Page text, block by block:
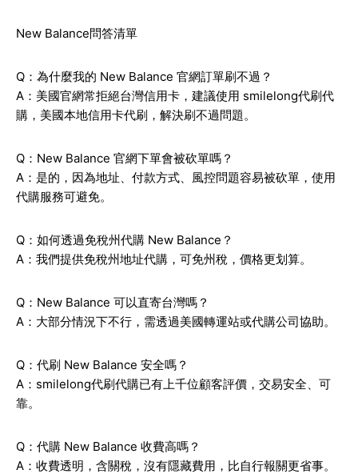
New Balance問答清單
Q：為什麼我的 New Balance 官網訂單刷不過？
A：美國官網常拒絕台灣信用卡，建議使用 smilelong代刷代
購，美國本地信用卡代刷，解決刷不過問題。
Q：New Balance 官網下單會被砍單嗎？
A：是的，因為地址、付款方式、風控問題容易被砍單，使用
代購服務可避免。
Q：如何透過免稅州代購 New Balance？
A：我們提供免稅州地址代購，可免州稅，價格更划算。
Q：New Balance 可以直寄台灣嗎？
A：大部分情況下不行，需透過美國轉運站或代購公司協助。
Q：代刷 New Balance 安全嗎？
A：smilelong代刷代購已有上千位顧客評價，交易安全、可
靠。
Q：代購 New Balance 收費高嗎？
A：收費透明，含關稅，沒有隱藏費用，比自行報關更省事。